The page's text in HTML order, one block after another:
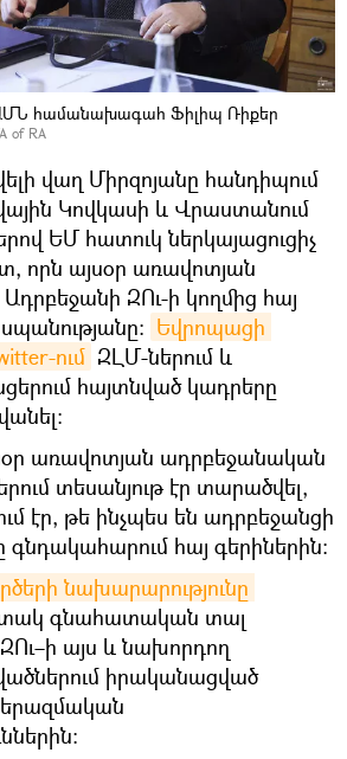
համանախագահ Ֆիլիպ Ռիքեր
of RA
վաղ Միրզոյանը հանդիպում
Կովկասի և Վրաստանում
ԵՄ հատուկ ներկայացուցիչ
որն այսօր առավոտյան
Ադրբեջանի ԶՈւ-ի կողմից հայ
Եվրոպացի
ում ԶԼՄ-ներում և
հայտնված կադրերը
առավոտյան ադրբեջանական
տեսանյութ էր տարածվել,
էր, թե ինչպես են ադրբեջանցի
հայ գերիներին։
նախարարությունը
գնահատական տալ
այս և նախորդող
իրականացված